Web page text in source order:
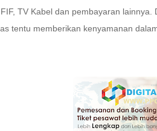
TV Kabel dan pembayaran
tentu memberikan kenyamanan